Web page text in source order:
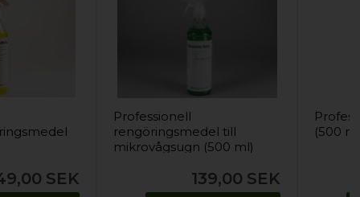
SEK
Professionell
rengöringsmedel till
mikrovågsugn (500 ml)
139,00 SEK
(500